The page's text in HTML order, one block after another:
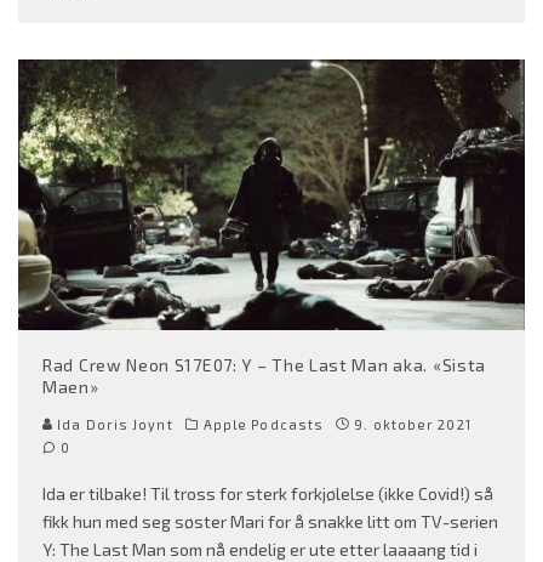
Rad Crew Neon S17E07: Y – The Last Man aka. «Sista
Maen»
Ida Doris Joynt Apple Podcasts
9. oktober 2021
0
Ida er tilbake! Til tross for sterk forkjølelse (ikke Covid!) så
fikk hun med seg søster Mari for å snakke litt om TV-serien
Y: The Last Man som nå endelig er ute etter laaaang tid i